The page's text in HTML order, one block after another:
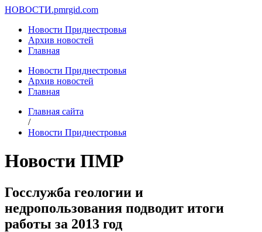
НОВОСТИ.pmrgid.com
Новости Приднестровья
Архив новостей
Главная
Новости Приднестровья
Архив новостей
Главная
Главная сайта
/
Новости Приднестровья
Новости ПМР
Госслужба геологии и
недропользования подводит итоги
работы за 2013 год